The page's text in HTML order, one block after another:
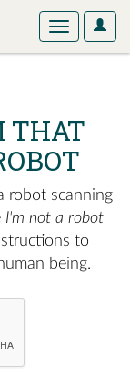
User
Toggle
THAT
robot scanning
I'm not a robot
to
being.